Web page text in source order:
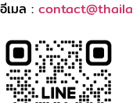
อีเมล :